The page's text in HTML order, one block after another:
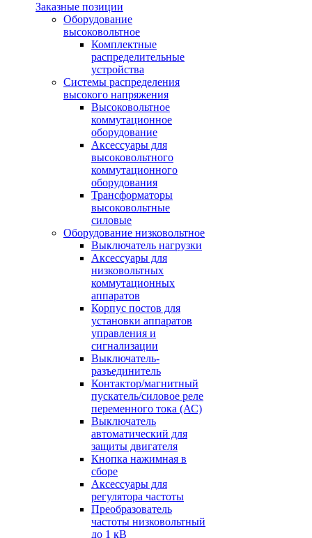
Заказные позиции
Оборудование
высоковольтное
Комплектные
распределительные
устройства
Системы распределения
высокого напряжения
Высоковольтное
коммутационное
оборудование
Аксессуары для
высоковольтного
коммутационного
оборудования
Трансформаторы
высоковольтные
силовые
Оборудование низковольтное
Выключатель нагрузки
Аксессуары для
низковольтных
коммутационных
аппаратов
Корпус постов для
установки аппаратов
управления и
сигнализации
Выключатель-
разъединитель
Контактор/магнитный
пускатель/силовое реле
переменного тока (АС)
Выключатель
автоматический для
защиты двигателя
Кнопка нажимная в
сборе
Аксессуары для
регулятора частоты
Преобразователь
частоты низковольтный
до 1 кВ